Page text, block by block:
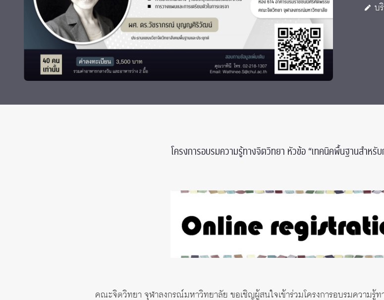
ทุนและรางวัล
บ
โครงการอบรมความรู้ทางจิตวิทยา หัวข้อ “เทคนิคพื้นฐานสำหรั
คณะจิตวิทยา จุฬาลงกรณ์มหาวิทยาลัย ขอเชิญผู้สนใจเข้าร่วมโครงการอบรมความรู้